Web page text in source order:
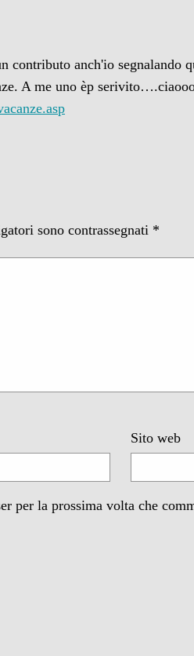
contributo anch'io segnalando
A me uno èp
sono contrassegnati *
Sito web
per la prossima volta che